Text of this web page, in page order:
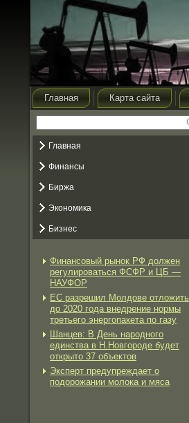
Главная Карта сайта
Главная
Финансы
Биржа
Экономика
Бизнес
Финансовый рынок РФ должен
регулироваться ФСФР и ЦБ —
НАУФОР
ЕС разрешил Молдове отложить
до 2020 года внедрение нормы
третьего энергопакета по газу
Шанцев: В День народного
единства в Н.Новгороде будет
открыто 37 объектов
Эксперт предупреждает о
подорожании молока и мяса